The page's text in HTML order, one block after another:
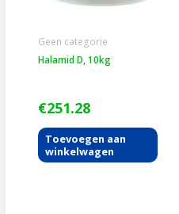
Geen categorie
Halamid D, 10kg
€251.28
Toevoegen aan
winkelwagen